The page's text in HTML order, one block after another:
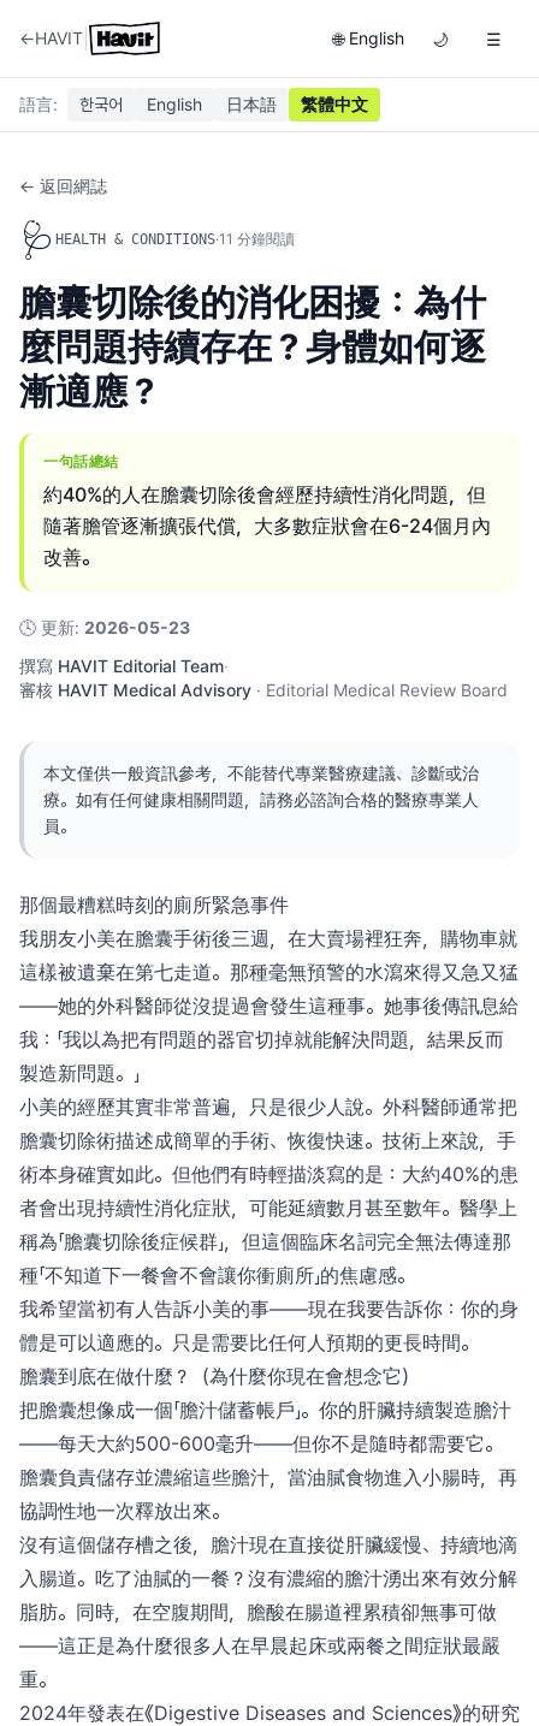
←HAVIT 🌐 English 🌙 ☰
語言: 한국어 English 日本語 繁體中文
← 返回網誌
🩺 HEALTH & CONDITIONS·11 分鐘閱讀
膽囊切除後的消化困擾：為什
麼問題持續存在？身體如何逐
漸適應？
一句話總結
約40%的人在膽囊切除後會經歷持續性消化問題，但
隨著膽管逐漸擴張代償，大多數症狀會在6-24個月內
改善。
🕓 更新: 2026-05-23
撰寫 HAVIT Editorial Team·
審核 HAVIT Medical Advisory · Editorial Medical Review Board
本文僅供一般資訊參考，不能替代專業醫療建議、診斷或治
療。如有任何健康相關問題，請務必諮詢合格的醫療專業人
員。
那個最糟糕時刻的廁所緊急事件
我朋友小美在膽囊手術後三週，在大賣場裡狂奔，購物車就
這樣被遺棄在第七走道。那種毫無預警的水瀉來得又急又猛
——她的外科醫師從沒提過會發生這種事。她事後傳訊息給
我：「我以為把有問題的器官切掉就能解決問題，結果反而
製造新問題。」
小美的經歷其實非常普遍，只是很少人說。外科醫師通常把
膽囊切除術描述成簡單的手術、恢復快速。技術上來說，手
術本身確實如此。但他們有時輕描淡寫的是：大約40%的患
者會出現持續性消化症狀，可能延續數月甚至數年。醫學上
稱為「膽囊切除後症候群」，但這個臨床名詞完全無法傳達那
種「不知道下一餐會不會讓你衝廁所」的焦慮感。
我希望當初有人告訴小美的事——現在我要告訴你：你的身
體是可以適應的。只是需要比任何人預期的更長時間。
膽囊到底在做什麼？（為什麼你現在會想念它）
把膽囊想像成一個「膽汁儲蓄帳戶」。你的肝臟持續製造膽汁
——每天大約500-600毫升——但你不是隨時都需要它。
膽囊負責儲存並濃縮這些膽汁，當油膩食物進入小腸時，再
協調性地一次釋放出來。
沒有這個儲存槽之後，膽汁現在直接從肝臟緩慢、持續地滴
入腸道。吃了油膩的一餐？沒有濃縮的膽汁湧出來有效分解
脂肪。同時，在空腹期間，膽酸在腸道裡累積卻無事可做
——這正是為什麼很多人在早晨起床或兩餐之間症狀最嚴
重。
2024年發表在《Digestive Diseases and Sciences》的研究